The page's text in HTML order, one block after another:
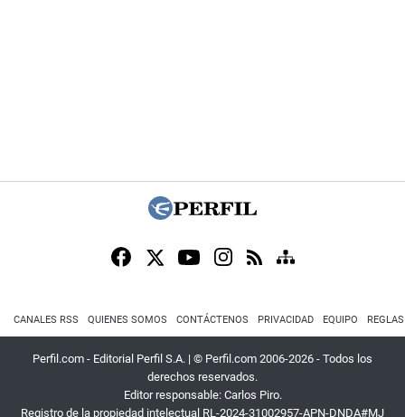
CANALES RSS QUIENES SOMOS CONTÁCTENOS PRIVACIDAD EQUIPO
Perfil.com - Editorial Perfil S.A. | © Perfil.com 2006-2026 - Todos los
derechos reservados.
Editor responsable: Carlos Piro.
Registro de la propiedad intelectual RL-2024-31002957-APN-DNDA#MJ